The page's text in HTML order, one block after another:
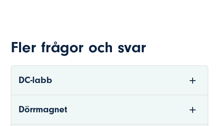
Fler frågor och svar
DC-labb
Dörrmagnet